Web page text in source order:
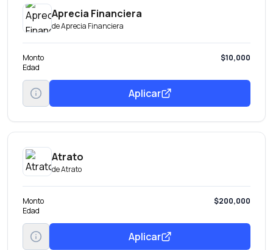
Aprecia Financiera
deAprecia Financiera
Monto
$10,000
Edad
Aplicar
Atrato
deAtrato
Monto
$200,000
Edad
Aplicar